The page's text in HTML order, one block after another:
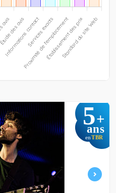
5+
ans
en TBR